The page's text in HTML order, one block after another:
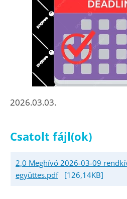
2026.03.03.
Csatolt fájl(ok)
2,0 Meghívó 2026-03-09
együttes.pdf
[126,14KB]